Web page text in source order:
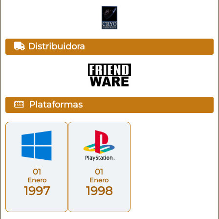
Distribuidora
Plataformas
01
Enero
1997
01
Enero
1998